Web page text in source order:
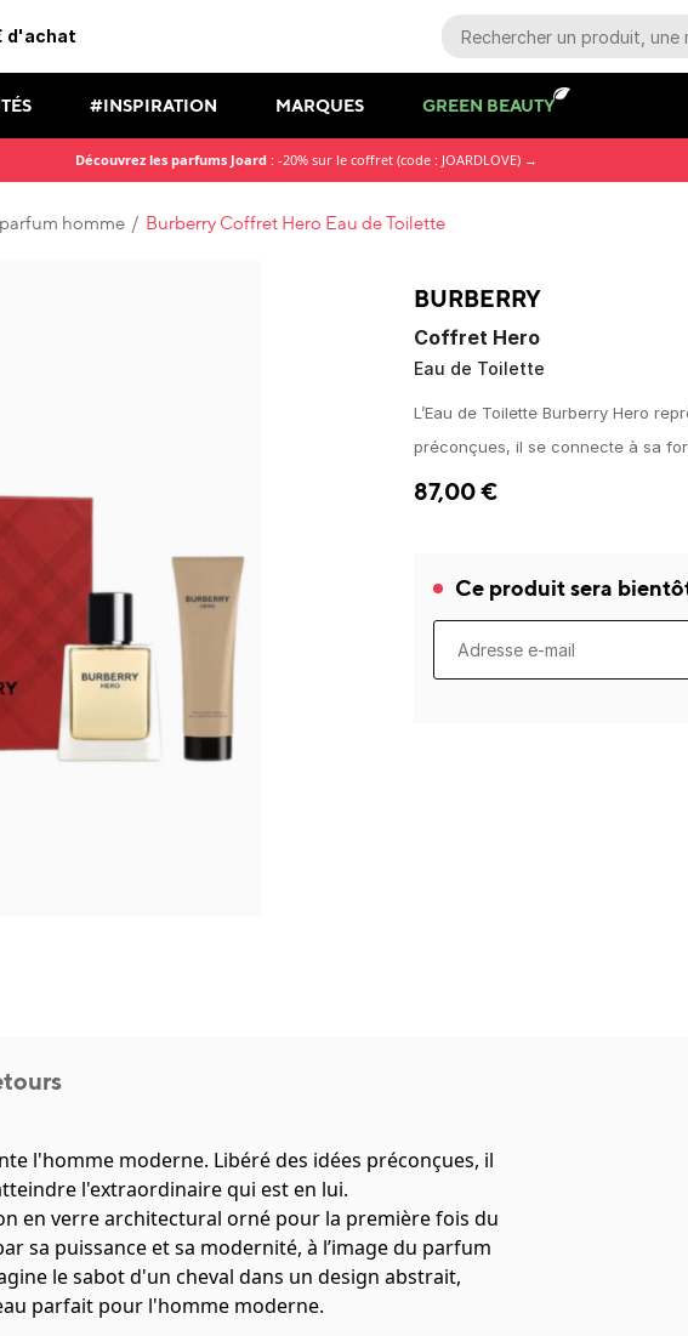
d'achat
#INSPIRATION MARQUES GREEN BEAUTY
Découvrez les parfums Joard : -20% sur le coffret (code : JOARDLOVE) →
homme / Burberry Coffret Hero Eau de Toilette
Coffret Hero
Eau de Toilette
BURBERRY
L’Eau de Toilette Burberry Hero
préconçues, il se connecte à sa
87,00€
Ce produit sera
l'homme moderne. Libéré des idées préconçues, il
l'extraordinaire qui est en lui.
en verre architectural orné pour la première fois du
sa puissance et sa modernité, à l’image du parfum
le sabot d'un cheval dans un design abstrait,
parfait pour l'homme moderne.